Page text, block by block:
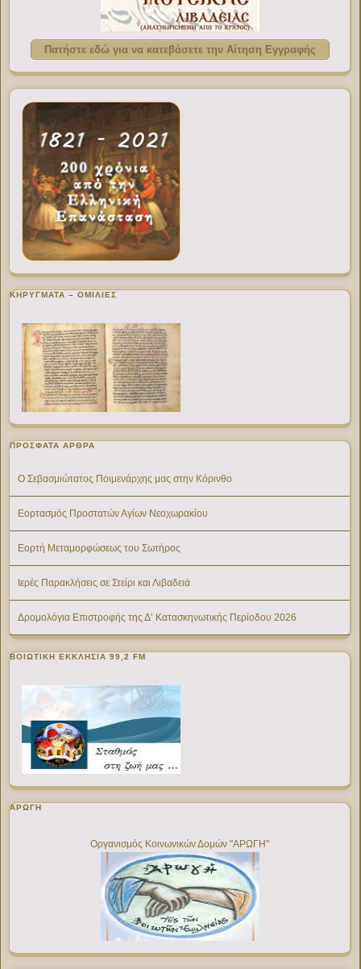
Πατήστε εδώ για να κατεβάσετε την Αίτηση Εγγραφής
ΚΗΡΥΓΜΑΤΑ – ΟΜΙΛΙΕΣ
ΠΡΌΣΦΑΤΑ ΆΡΘΡΑ
Ο Σεβασμιώτατος Ποιμενάρχης μας στην Κόρινθο
Εορτασμός Προστατών Αγίων Νεοχωρακίου
Εορτή Μεταμορφώσεως του Σωτήρος
Ιερές Παρακλήσεις σε Στείρι και Λιβαδειά
Δρομολόγια Επιστροφής της Δ’ Κατασκηνωτικής Περίοδου 2026
ΒΟΙΩΤΙΚΉ ΕΚΚΛΗΣΊΑ 99,2 FM
ΑΡΩΓΗ
Οργανισμός Κοινωνικών Δομών "ΑΡΩΓΗ"